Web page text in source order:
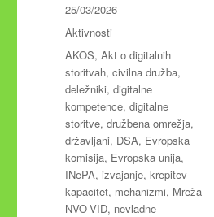
Objavljeno
dne
25/03/2026
Kategorije
Aktivnosti
Oznake
AKOS,Akt o digitalnih
storitvah,civilna družba,
deležniki,digitalne
kompetence,digitalne
storitve,družbena omrežja,
državljani, DSA, Evropska
komisija, Evropska unija,
INePA,izvajanje,krepitev
kapacitet, mehanizmi, Mreža
NVO-VID, nevladne